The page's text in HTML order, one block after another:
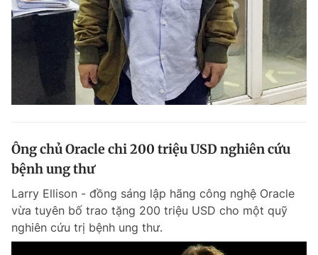
Ông chủ Oracle chi 200 triệu USD nghiên cứu
bệnh ung thư
Larry Ellison - đồng sáng lập hãng công nghệ Oracle
vừa tuyên bố trao tặng 200 triệu USD cho một quỹ
nghiên cứu trị bệnh ung thư.